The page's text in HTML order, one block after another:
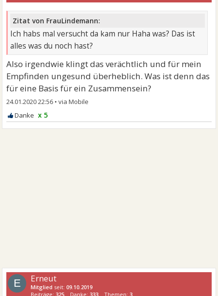
Zitat von FrauLindemann:
Ich habs mal versucht da kam nur Haha was? Das ist
alles was du noch hast?
Also irgendwie klingt das verächtlich und für mein
Empfinden ungesund überheblich. Was ist denn das
für eine Basis für ein Zusammensein?
24.01.2020 22:56 •
x 5
E Erneut
Mitglied seit:09.10.2019
Beiträge:325 Danke:333 Themen:3